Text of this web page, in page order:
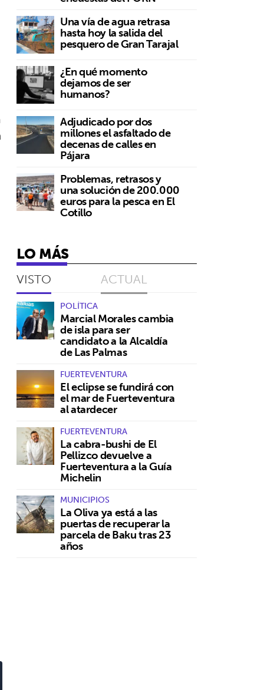
Una vía de agua retrasa
hasta hoy la salida del
pesquero de Gran Tarajal
¿En qué momento
dejamos de ser
humanos?
Adjudicado por dos
millones el asfaltado de
decenas de calles en
Pájara
Problemas, retrasos y
una solución de 200.000
euros para la pesca en El
Cotillo
LO MÁS
VISTO ACTUAL
POLÍTICA
Marcial Morales cambia
de isla para ser
candidato a la Alcaldía
de Las Palmas
FUERTEVENTURA
El eclipse se fundirá con
el mar de Fuerteventura
al atardecer
FUERTEVENTURA
La cabra-bushi de El
Pellizco devuelve a
Fuerteventura a la Guía
Michelin
MUNICIPIOS
La Oliva ya está a las
puertas de recuperar la
parcela de Baku tras 23
años